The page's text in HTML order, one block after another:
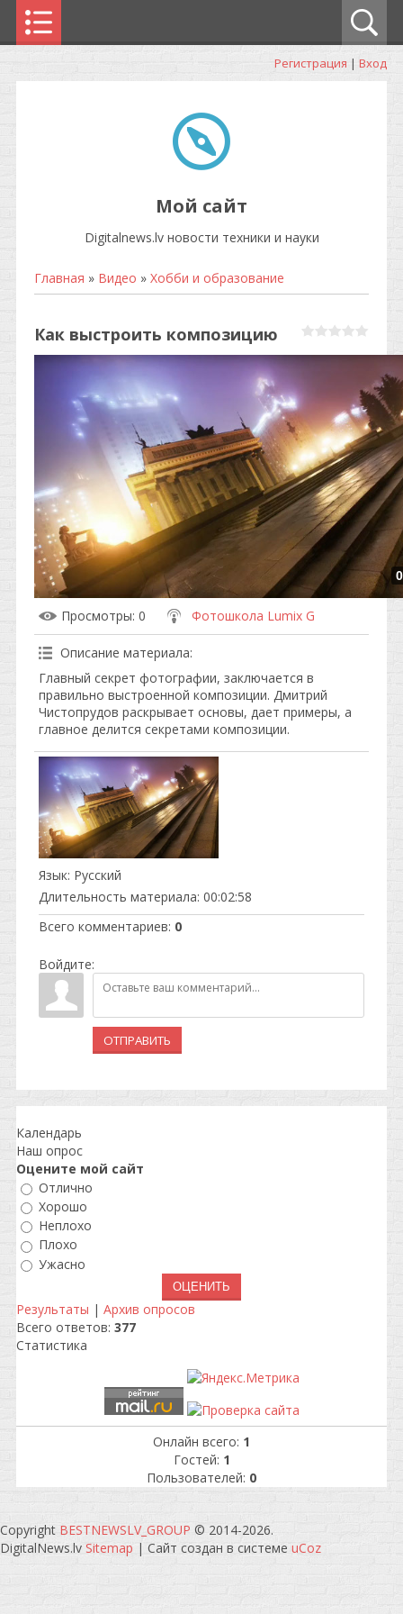
Регистрация | Вход
Мой сайт
Digitalnews.lv новости техники и науки
Главная » Видео » Хобби и образование
Как выстроить композицию
Просмотры: 0 Фотошкола Lumix G
Описание материала:
Главный секрет фотографии, заключается в
правильно выстроенной композиции. Дмитрий
Чистопрудов раскрывает основы, дает примеры, а
главное делится секретами композиции.
Язык: Русский
Длительность материала: 00:02:58
Всего комментариев: 0
Войдите:
ОТПРАВИТЬ
Календарь
Наш опрос
Оцените мой сайт
Отлично
Хорошо
Неплохо
Плохо
Ужасно
Результаты | Архив опросов
Всего ответов: 377
Статистика
Онлайн всего: 1
Гостей: 1
Пользователей: 0
Copyright BESTNEWSLV_GROUP © 2014-2026.
DigitalNews.lv Sitemap | Сайт создан в системе uCoz